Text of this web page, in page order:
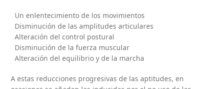
Un enlentecimiento de los movimientos
Disminución de las amplitudes articulares
Alteración del control postural
Disminución de la fuerza muscular
Alteración del equilibrio y de la marcha
A estas reducciones progresivas de las aptitudes, en